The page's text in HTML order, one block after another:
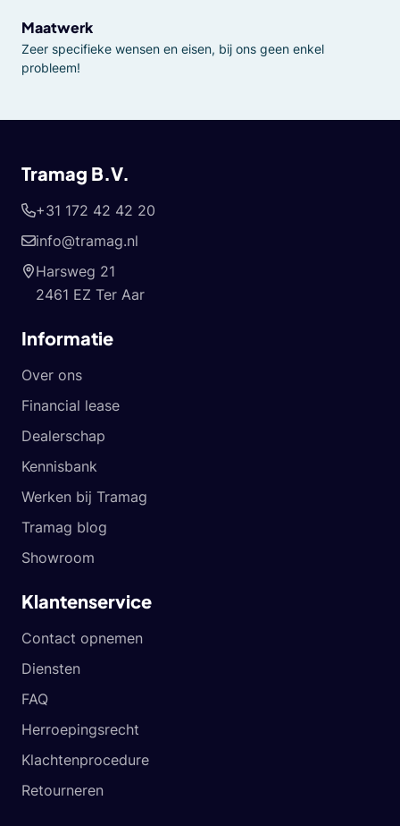
Maatwerk
Zeer specifieke wensen en eisen, bij ons geen enkel
probleem!
Tramag B.V.
+31 172 42 42 20
info@tramag.nl
Harsweg 21
2461 EZ Ter Aar
Informatie
Over ons
Financial lease
Dealerschap
Kennisbank
Werken bij Tramag
Tramag blog
Showroom
Klantenservice
Contact opnemen
Diensten
FAQ
Herroepingsrecht
Klachtenprocedure
Retourneren